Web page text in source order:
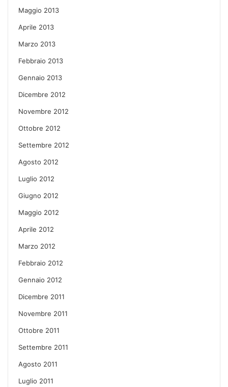
Maggio 2013
Aprile 2013
Marzo 2013
Febbraio 2013
Gennaio 2013
Dicembre 2012
Novembre 2012
Ottobre 2012
Settembre 2012
Agosto 2012
Luglio 2012
Giugno 2012
Maggio 2012
Aprile 2012
Marzo 2012
Febbraio 2012
Gennaio 2012
Dicembre 2011
Novembre 2011
Ottobre 2011
Settembre 2011
Agosto 2011
Luglio 2011